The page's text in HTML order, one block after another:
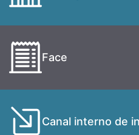
Face
Canal interno de